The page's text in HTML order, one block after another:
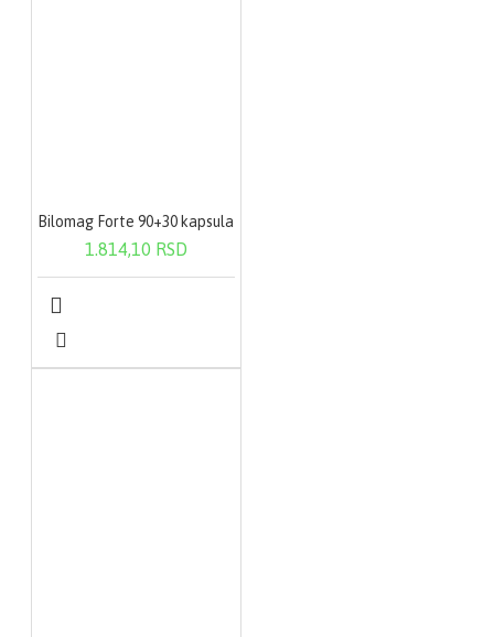
Bilomag Forte 90+30 kapsula
1.814,10 RSD